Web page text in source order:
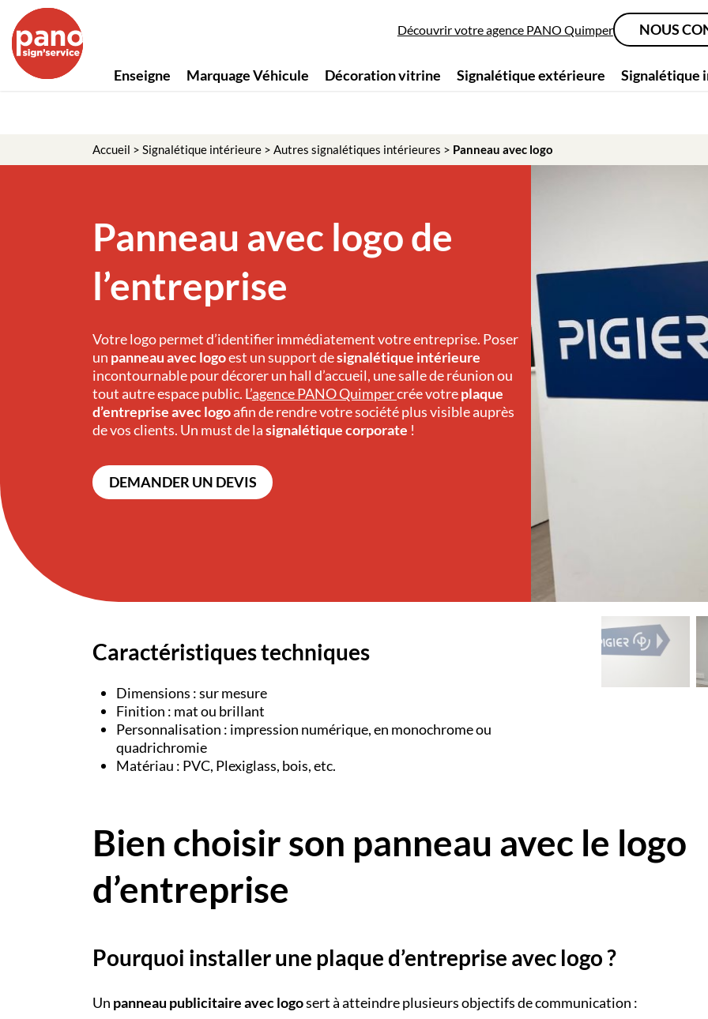
Enseigne Marquage Véhicule Décoration vitrine Signalétique extérieure Signalétique
Découvrir votre agence PANO Quimper NOUS
Accueil > Signalétique intérieure > Autres signalétiques intérieures > Panneau avec logo
Panneau avec logo de
l’entreprise
Votre logo permet d’identifier immédiatement votre entreprise. Poser
un panneau avec logoest un support designalétique intérieure
incontournable pour décorer un hall d’accueil, une salle de réunion ou
tout autre espace public. L’agence PANO Quimpercrée votreplaque
d’entreprise avec logoafin de rendre votre société plus visible auprès
de vos clients. Un must de lasignalétique corporate !
DEMANDER UN DEVIS
Caractéristiques techniques
Dimensions : sur mesure
Finition : mat ou brillant
Personnalisation : impression numérique, en monochrome ou
quadrichromie
Matériau : PVC, Plexiglass, bois, etc.
Bien choisir son panneau avec le logo
d’entreprise
Pourquoi installer une plaque d’entreprise avec logo ?
Un panneau publicitaire avec logosert à atteindre plusieurs objectifs de communication :